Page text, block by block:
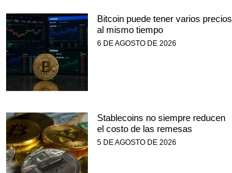
Bitcoin puede tener varios precios
al mismo tiempo
6 DE AGOSTO DE 2026
Stablecoins no siempre reducen
el costo de las remesas
5 DE AGOSTO DE 2026